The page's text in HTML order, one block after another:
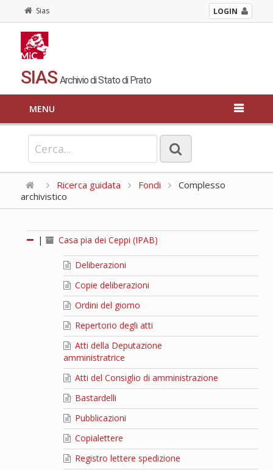
Sias LOGIN
SIAS Archivio di Stato di Prato
MENU
Ricerca guidata Fondi
Complesso
archivistico
| Casa pia dei Ceppi (IPAB)
Deliberazioni
Copie deliberazioni
Ordini del giorno
Repertorio degli atti
Atti della Deputazione
amministratrice
Atti del Consiglio di amministrazione
Bastardelli
Pubblicazioni
Copialettere
Registro lettere spedizione